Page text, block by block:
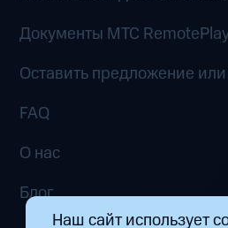
Наш сайт использует
Документы MTC
Оставить предложение
FAQ
О нас
Блог